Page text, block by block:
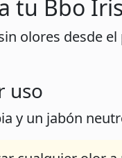
tu Bbo
olores desde
uso
y un jabón